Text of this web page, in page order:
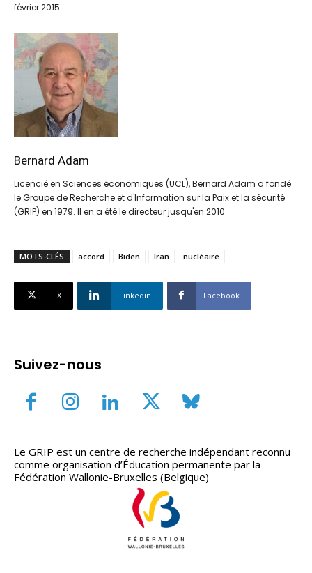
février 2015.
Bernard Adam
Licencié en Sciences économiques (UCL), Bernard Adam a fondé
le Groupe de Recherche et d'Information sur la Paix et la sécurité
(GRIP) en 1979. Il en a été le directeur jusqu'en 2010.
MOTS-CLÉS accord Biden Iran nucléaire
X Linkedin Facebook
Suivez-nous
Le GRIP est un centre de recherche indépendant reconnu
comme organisation d’Éducation permanente par la
Fédération Wallonie-Bruxelles (Belgique)